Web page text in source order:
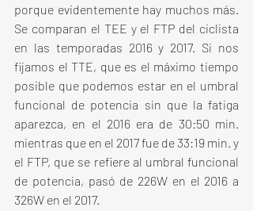
porque evidentemente hay muchos más.
Se comparan el TEE y el FTP del ciclista
en las temporadas 2016 y 2017. Si nos
fijamos el TTE, que es el máximo tiempo
posible que podemos estar en el umbral
funcional de potencia sin que la fatiga
aparezca, en el 2016 era de 30:50 min.
mientras que en el 2017 fue de 33:19 min. y
el FTP, que se refiere al umbral funcional
de potencia, pasó de 226W en el 2016 a
326W en el 2017.